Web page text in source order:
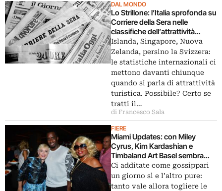
DAL MONDO
Lo Strillone: l’Italia sprofonda su
Corriere della Sera nelle
classifiche dell’attrattività
turistica. E poi Maurizio
Cattelan, Martino Gamper, Edi
Rama e ABO…
Islanda, Singapore, Nuova
Zelanda, persino la Svizzera:
le statistiche internazionali ci
mettono davanti chiunque
quando si parla di attrattività
turistica. Possibile? Certo se
tratti il…
di Francesco Sala
FIERE
Miami Updates: con Miley
Cyrus, Kim Kardashian e
Timbaland Art Basel sembra
MTV! Guida ai party hot, con
foto da quello in onore di Baz
Luhrmann
Ci additate come gossippari
un giorno sì e l’altro pure:
tanto vale allora togliere le